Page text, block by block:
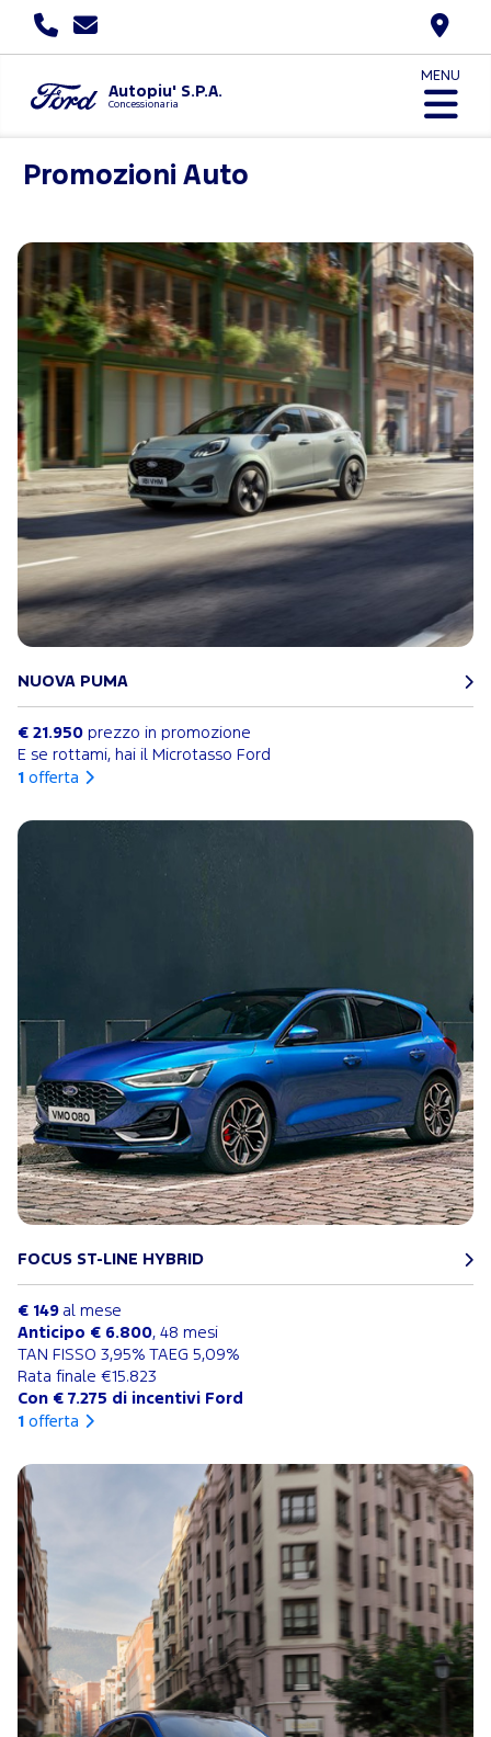
Autopiu' S.P.A.
Concessionaria
MENU
Promozioni Auto
NUOVA PUMA
€ 21.950 prezzo in promozione
E se rottami, hai il Microtasso Ford
1 offerta
FOCUS ST-LINE HYBRID
€ 149 al mese
Anticipo € 6.800, 48 mesi
TAN FISSO 3,95% TAEG 5,09%
Rata finale €15.823
Con € 7.275 di incentivi Ford
1 offerta